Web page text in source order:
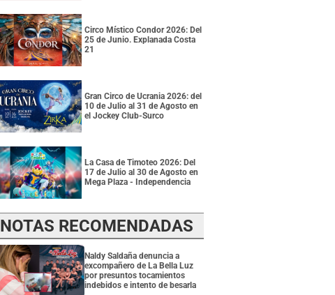
Circo Místico Condor 2026: Del
25 de Junio. Explanada Costa
21
Gran Circo de Ucrania 2026: del
10 de Julio al 31 de Agosto en
el Jockey Club-Surco
La Casa de Timoteo 2026: Del
17 de Julio al 30 de Agosto en
Mega Plaza - Independencia
NOTAS RECOMENDADAS
Naldy Saldaña denuncia a
excompañero de La Bella Luz
por presuntos tocamientos
indebidos e intento de besarla